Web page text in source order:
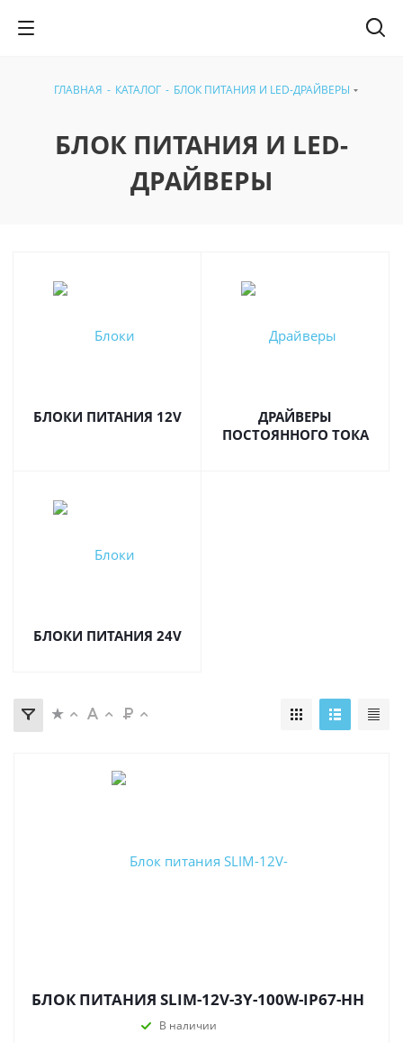
ГЛАВНАЯ - КАТАЛОГ - БЛОК ПИТАНИЯ И LED-ДРАЙВЕРЫ
БЛОК ПИТАНИЯ И LED-
ДРАЙВЕРЫ
БЛОКИ ПИТАНИЯ 12V
ДРАЙВЕРЫ
ПОСТОЯННОГО ТОКА
БЛОКИ ПИТАНИЯ 24V
БЛОК ПИТАНИЯ SLIM-12V-3Y-100W-IP67-HH
В наличии